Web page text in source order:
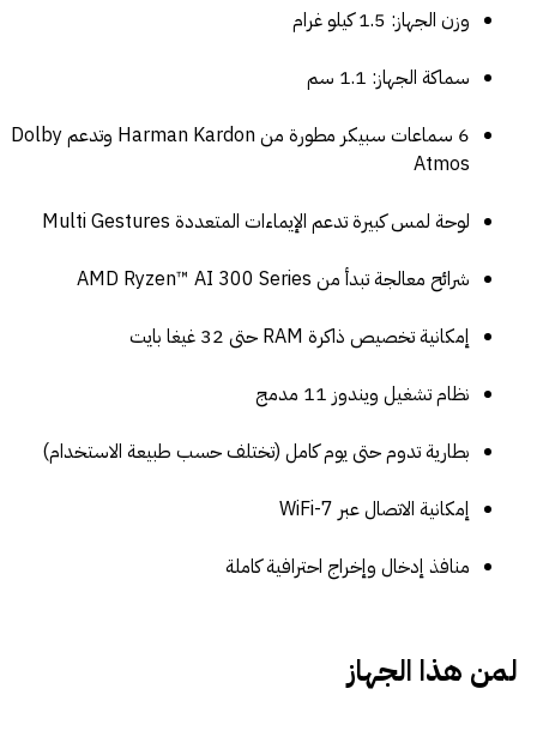
وزن الجهاز: 1.5 كيلو غرام
سماكة الجهاز: 1.1 سم
6 سماعات سبيكر مطورة من Harman Kardon وتدعم Dolby
Atmos
لوحة لمس كبيرة تدعم الإيماءات المتعددة Multi Gestures
شرائح معالجة تبدأ من AMD Ryzen™ AI 300 Series
إمكانية تخصيص ذاكرة RAM حتى 32 غيغا بايت
نظام تشغيل ويندوز 11 مدمج
بطارية تدوم حتى يوم كامل (تختلف حسب طبيعة الاستخدام)
إمكانية الاتصال عبر WiFi-7
منافذ إدخال وإخراج احترافية كاملة
لمن هذا الجهاز